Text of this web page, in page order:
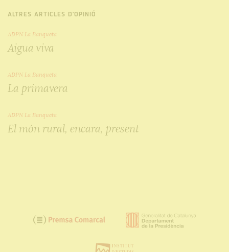
ALTRES ARTICLES D'OPINIÓ
ADPN La Banqueta
Aigua viva
ADPN La Banqueta
La primavera
ADPN La Banqueta
El món rural, encara, present